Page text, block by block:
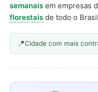
semanais em empresas
florestais de todo o
Cidade com mais